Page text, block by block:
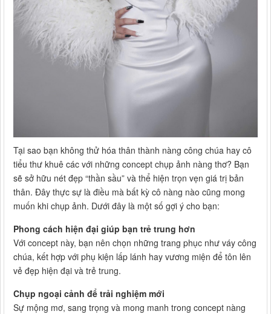
Tại sao bạn không thử hóa thân thành nàng công chúa hay cô
tiểu thư khuê các với những concept chụp ảnh nàng thơ? Bạn
sẽ sở hữu nét đẹp “thần sầu” và thể hiện trọn vẹn giá trị bản
thân. Đây thực sự là điều mà bất kỳ cô nàng nào cũng mong
muốn khi chụp ảnh. Dưới đây là một số gợi ý cho bạn:
Phong cách hiện đại giúp bạn trẻ trung hơn
Với concept này, bạn nên chọn những trang phục như váy công
chúa, kết hợp với phụ kiện lấp lánh hay vương miện để tôn lên
vẻ đẹp hiện đại và trẻ trung.
Chụp ngoại cảnh để trải nghiệm mới
Sự mộng mơ, sang trọng và mong manh trong concept nàng